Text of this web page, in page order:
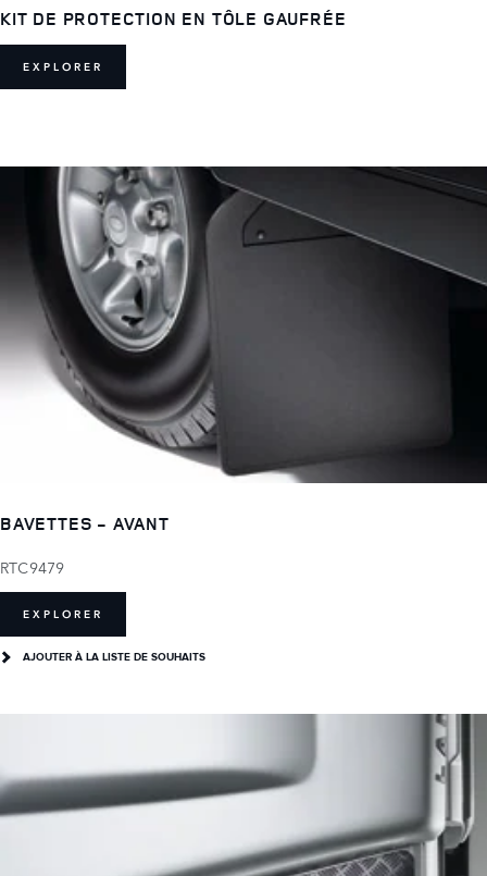
KIT DE PROTECTION EN TÔLE GAUFRÉE
EXPLORER
BAVETTES - AVANT
RTC9479
EXPLORER
AJOUTER À LA LISTE DE SOUHAITS